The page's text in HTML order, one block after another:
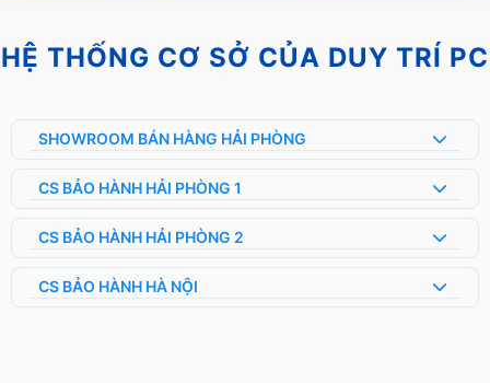
HỆ THỐNG CƠ SỞ CỦA DUY TRÍ PC
SHOWROOM BÁN HÀNG HẢI PHÒNG
CS BẢO HÀNH HẢI PHÒNG 1
CS BẢO HÀNH HẢI PHÒNG 2
CS BẢO HÀNH HÀ NỘI